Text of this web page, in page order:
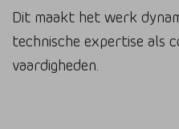
Dit maakt het werk
technische expertise als
vaardigheden.